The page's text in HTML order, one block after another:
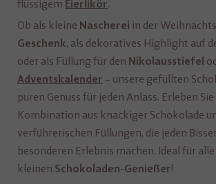
flüssigem Eierlikör.
Ob als kleine Nascherei in der
Geschenk, als dekoratives Highlight auf
oder als Füllung für den Nikolausstiefel
Adventskalender – unsere gefüllten
puren Genuss für jeden Anlass. Erleben
Kombination aus knackiger Schokolade
verführerischen Füllungen, die jeden
besonderen Erlebnis machen. Ideal für
kleinen Schokoladen-Genießer!